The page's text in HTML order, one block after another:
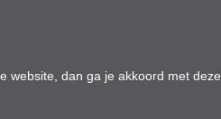
website, dan ga je akkoord met deze